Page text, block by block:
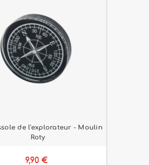
de l'explorateur - Moulin
Roty
9,90 €